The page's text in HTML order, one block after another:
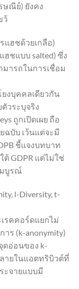
ษณีย์) ยังคง
ว้
แฮชด้วยเกลือ)
ฮชแบบ salted) ซึ่ง
มารถในการเชื่อม
งบุคคลเดียวกัน
วระบุจริง
ถูกเปิดเผย ถือ
บับ เว้นแต่จะมี
ชี้แจงบทบาท
GDPR แต่ไม่ใช่
บูรณ์
l-Diversity, t-
เรคคอร์ดแยกไม่
ร (k-anonymity)
ดอ่อนของ k-
ายในแอตทริบิวต์ที่
ะจายแบบมี